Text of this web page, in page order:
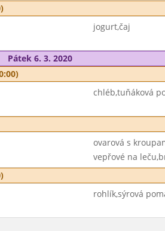
jogurt,čaj
Pátek 6. 3. 2020
chléb,tuňáková
ovarová s
vepřové na
rohlík,sýrová